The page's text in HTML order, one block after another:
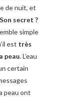
de nuit, et
Son secret ?
simple
est très
peau. L’eau
certain
peau ont